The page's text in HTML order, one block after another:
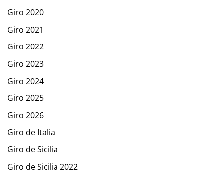
Giro 2020
Giro 2021
Giro 2022
Giro 2023
Giro 2024
Giro 2025
Giro 2026
Giro de Italia
Giro de Sicilia
Giro de Sicilia 2022